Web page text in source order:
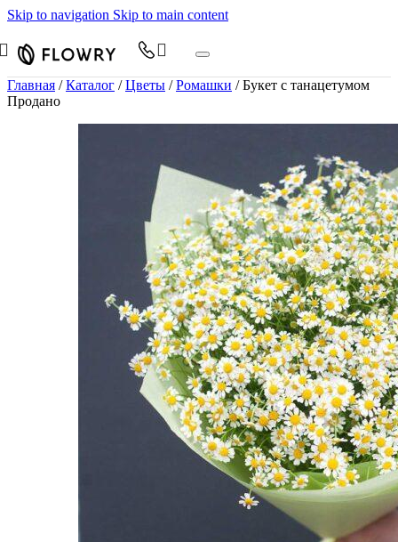
Skip to navigation Skip to main content
Главная /Каталог /Цветы /Ромашки /Букет с танацетумом
Продано